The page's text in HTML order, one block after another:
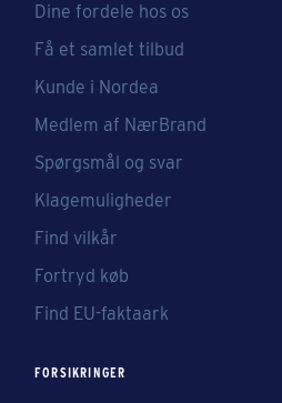
Dine fordele hos os
Få et samlet tilbud
Kunde i Nordea
Medlem af NærBrand
Spørgsmål og svar
Klagemuligheder
Find vilkår
Fortryd køb
Find EU-faktaark
FORSIKRINGER